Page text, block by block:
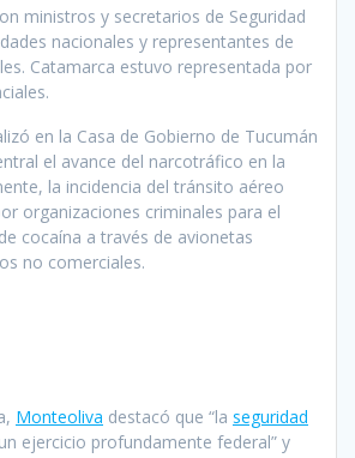
ministros y secretarios de Seguridad
nacionales y representantes de
Catamarca estuvo representada por
en la Casa de Gobierno de Tucumán
el avance del narcotráfico en la
la incidencia del tránsito aéreo
organizaciones criminales para el
cocaína a través de avionetas
no comerciales.
Monteoliva destacó que “la seguridad
ejercicio profundamente federal” y